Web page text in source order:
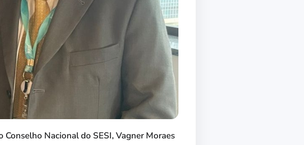
Nacional do SESI, Vagner Moraes